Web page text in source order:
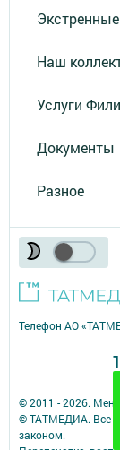
Наш
Услуги
Документы
Разное
© 2011 - 2026.
© ТАТМЕДИА. Все
законом.
Телефон АО